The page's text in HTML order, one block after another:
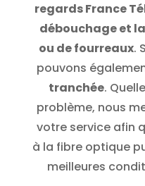
regards France
débouchage et
ou de fourreaux.
pouvons
tranchée.
problème, nous
votre service afin
à la fibre optique
meilleures